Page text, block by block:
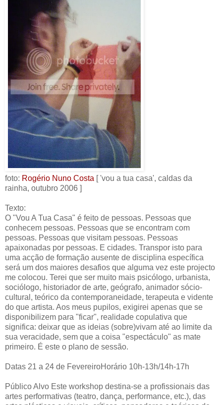
foto: Rogério Nuno Costa [ 'vou a tua casa', caldas da
rainha, outubro 2006 ]
Texto:
O "Vou A Tua Casa" é feito de pessoas. Pessoas que
conhecem pessoas. Pessoas que se encontram com
pessoas. Pessoas que visitam pessoas. Pessoas
apaixonadas por pessoas. E cidades. Transpor isto para
uma acção de formação ausente de disciplina específica
será um dos maiores desafios que alguma vez este projecto
me colocou. Terei que ser muito mais psicólogo, urbanista,
sociólogo, historiador de arte, geógrafo, animador sócio-
cultural, teórico da contemporaneidade, terapeuta e vidente
do que artista. Aos meus pupilos, exigirei apenas que se
disponibilizem para "ficar", realidade copulativa que
significa: deixar que as ideias (sobre)vivam até ao limite da
sua veracidade, sem que a coisa "espectáculo" as mate
primeiro. É este o plano de sessão.
Datas 21 a 24 de FevereiroHorário 10h-13h/14h-17h
Público Alvo Este workshop destina-se a profissionais das
artes performativas (teatro, dança, performance, etc.), das